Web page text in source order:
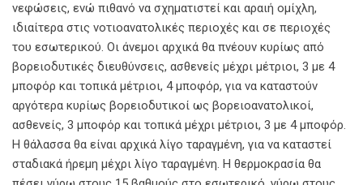
νεφώσεις, ενώ πιθανό να σχηματιστεί και αραιή ομίχλη,
ιδιαίτερα στις νοτιοανατολικές περιοχές και σε περιοχές
του εσωτερικού. Οι άνεμοι αρχικά θα πνέουν κυρίως από
βορειοδυτικές διευθύνσεις, ασθενείς μέχρι μέτριοι, 3 με 4
μποφόρ και τοπικά μέτριοι, 4 μποφόρ, για να καταστούν
αργότερα κυρίως βορειοδυτικοί ως βορειοανατολικοί,
ασθενείς, 3 μποφόρ και τοπικά μέχρι μέτριοι, 3 με 4 μποφόρ.
Η θάλασσα θα είναι αρχικά λίγο ταραγμένη, για να καταστεί
σταδιακά ήρεμη μέχρι λίγο ταραγμένη. Η θερμοκρασία θα